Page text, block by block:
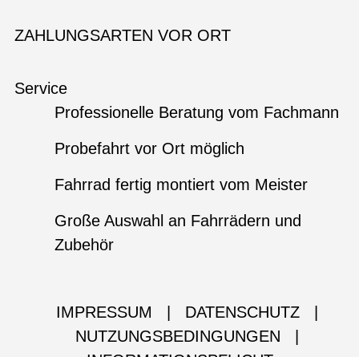
ZAHLUNGSARTEN VOR ORT
Service
Professionelle Beratung vom Fachmann
Probefahrt vor Ort möglich
Fahrrad fertig montiert vom Meister
Große Auswahl an Fahrrädern und
Zubehör
IMPRESSUM DATENSCHUTZ
NUTZUNGSBEDINGUNGEN